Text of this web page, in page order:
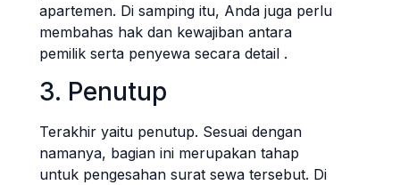
apartemen. Di samping itu, Anda juga perlu
membahas hak dan kewajiban antara
pemilik serta penyewa secara detail .
3. Penutup
Terakhir yaitu penutup. Sesuai dengan
namanya, bagian ini merupakan tahap
untuk pengesahan surat sewa tersebut. Di